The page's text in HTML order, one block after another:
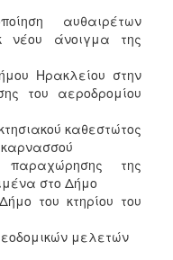
αυθαιρέτων
νέου άνοιγμα της
Ηρακλείου στην
του αεροδρομίου
καθεστώτος
της
στο Δήμο
του κτηρίου του
μελετών